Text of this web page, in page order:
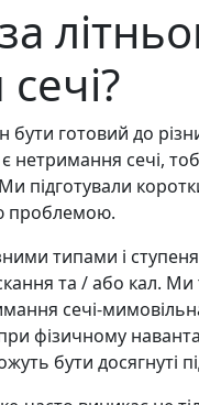
бути готовий до
нетримання сечі,
підготували
проблемою.
типами і
та / або кал. Ми
сечі-
фізичному
бути досягнуті